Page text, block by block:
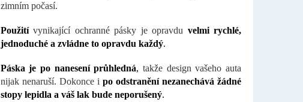
zimním počasí.
Použití vynikající ochranné pásky je opravdu velmi rychlé,
jednoduché a zvládne to opravdu každý.
Páska je po nanesení průhledná, takže design vašeho auta
nijak nenaruší. Dokonce i po odstranění nezanechává žádné
stopy lepidla a váš lak bude neporušený.